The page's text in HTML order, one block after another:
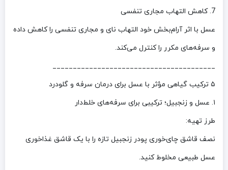
7. کاهش التهاب مجاری تنفسی
عسل با اثر آرام‌بخش خود التهاب نای و مجاری تنفسی را کاهش داده
و سرفه‌های مکرر را کنترل می‌کند.
________________________________________
۵ ترکیب گیاهی مؤثر با عسل برای درمان سرفه و گلودرد
۱. عسل و زنجبیل؛ ترکیبی برای سرفه‌های خلط‌دار
طرز تهیه:
نصف قاشق چای‌خوری پودر زنجبیل تازه را با یک قاشق غذاخوری
عسل طبیعی مخلوط کنید.